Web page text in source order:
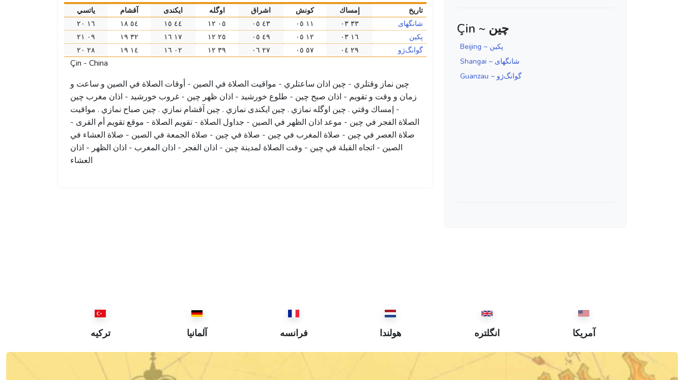
تاريخ إمساك كونش اشراق اوگله ايكندى آقشام
ياتسي
شانگهای
۳۳ ۰۳ ۱۱ ۰٥ ٤۳ ۰٥ ۰٥ ۱۲ ٤٤ ۱٥ ٥٤ ۱٨
۱٦ ۲۰
پکين
۱٦ ۰۳ ۱۲ ۰٥ ٤٩ ۰٥ ۲٥ ۱۲ ۱٧ ۱٦ ۳۲ ۱٩
۰٩ ۲۱
گوانگ‌ژو
۲٩ ۰٤ ٥٧ ۰٥ ۲٧ ۰٦ ۳٩ ۱۲ ۰۲ ۱٦ ۱٤ ۱٩ ۲٨ ۲۰
Çin - China
چین نماز وقتلري - چین اذان ساعتلري - مواقيت الصلاة في الصين - أوقات الصلاة في الصين و ساعت و
زمان و وقت و تقویم - اذان صبح چین - طلوع خورشید - اذان ظهر چین - غروب خورشید - اذان مغرب چین
- إمساك وقتي . چین اوگله نمازي . چین ايكندى نمازي . چین آقشام نمازي . چین صباح نمازي . مواقيت
الصلاة الفجر في چین - موعد اذان الظهر في الصين - جداول الصلاة - تقويم الصلاة - موقع تقويم أم القرى -
صلاة العصر في چین - صلاة المغرب في چین - صلاة في چین - صلاة الجمعة في الصين - صلاة العشاء في
الصين - اتجاه القبلة في چین - وقت الصلاة لمدينة چین - اذان الفجر - اذان المغرب - اذان الظهر - اذان
العشاء
Çin ~ چین
Beijing ~ پکين
Shangai ~ شانگهای
Guanzau ~ گوانگ‌ژو
ترکیه آلمانيا فرانسه هولندا انگلتره آمریکا